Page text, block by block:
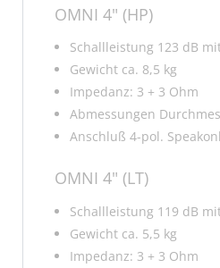
OMNI 4" (HP)
Schallleistung 123 dB
Gewicht ca. 8,5 kg
Impedanz: 3 + 3 Ohm
Abmessungen
Anschluß 4-pol.
OMNI 4" (LT)
Schallleistung 119 dB
Gewicht ca. 5,5 kg
Impedanz: 3 + 3 Ohm